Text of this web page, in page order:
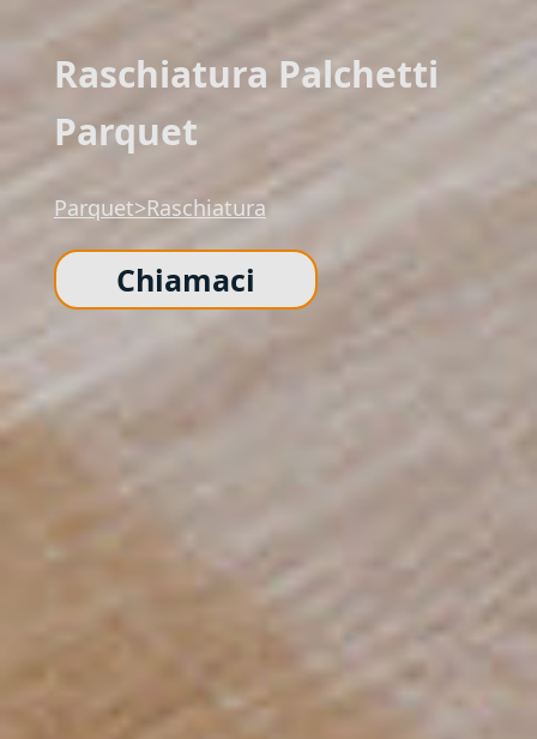
Raschiatura Palchetti
Parquet
Parquet>Raschiatura
Chiamaci